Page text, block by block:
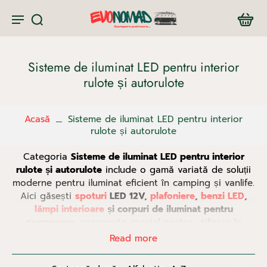
Sisteme de iluminat LED pentru interior
rulote și autorulote
Acasă
Sisteme de iluminat LED pentru interior
rulote și autorulote
Categoria Sisteme de iluminat LED pentru interior
rulote și autorulote include o gamă variată de soluții
moderne pentru iluminat eficient în camping și vanlife.
Aici găsești spoturiLED 12V, plafoniere, benzi LED,
lămpi interioareși corpuri de iluminat pentru
vehicule de camping.
Indiferent dacă îți modernizezi instalația electrică sau
Read more